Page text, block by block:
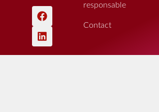
a
c
e
b
o
i
n
k
e
d
responsable
Contact